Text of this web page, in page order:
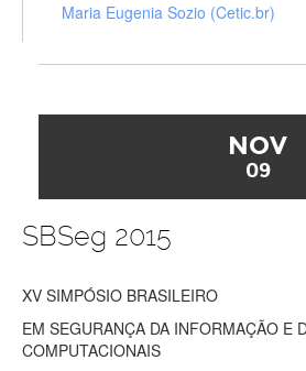
Maria Eugenia Sozio (Cetic.br)
NOV
09
SBSeg 2015
XV SIMPÓSIO BRASILEIRO
EM SEGURANÇA DA INFORMAÇÃO E
COMPUTACIONAIS